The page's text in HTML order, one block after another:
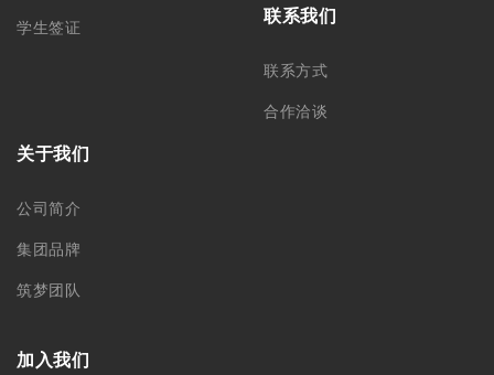
学生签证
联系我们
联系方式
合作洽谈
关于我们
公司简介
集团品牌
筑梦团队
加入我们